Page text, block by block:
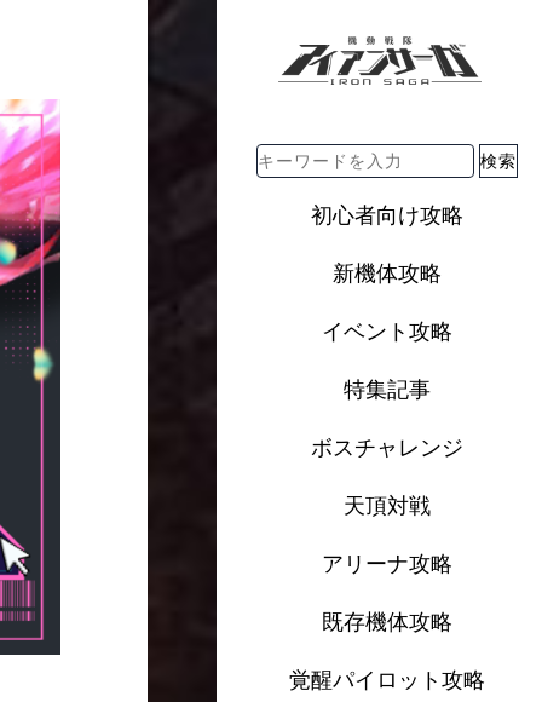
検索
初心者向け攻略
新機体攻略
イベント攻略
特集記事
ボスチャレンジ
天頂対戦
アリーナ攻略
既存機体攻略
覚醒パイロット攻略